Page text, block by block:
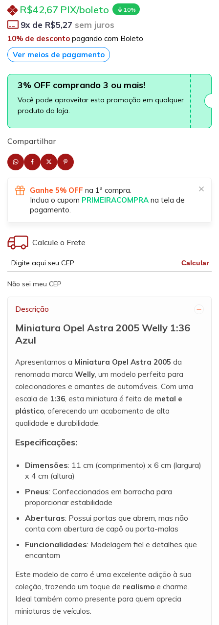
R$42,67 PIX/boleto 10%
9x de R$5,27 sem juros
10% de desconto pagando com Boleto
Ver meios de pagamento
3% OFF comprando 3 ou mais!
Você pode aproveitar esta promoção em qualquer
produto da loja.
Compartilhar
Ganhe 5% OFF na 1ª compra.
Inclua o cupom PRIMEIRACOMPRA na tela de
pagamento.
Calcule o Frete
Calcular
Não sei meu CEP
Descrição
Miniatura Opel Astra 2005 Welly 1:36
Azul
Apresentamos a Miniatura Opel Astra 2005 da
renomada marca Welly , um modelo perfeito para
colecionadores e amantes de automóveis. Com uma
escala de 1:36 , esta miniatura é feita de metal e
plástico , oferecendo um acabamento de alta
qualidade e durabilidade.
Especificações:
Dimensões: 11 cm (comprimento) x 6 cm (largura)
x 4 cm (altura)
Pneus: Confeccionados em borracha para
proporcionar estabilidade
Aberturas: Possui portas que abrem, mas não
conta com abertura de capô ou porta-malas
Funcionalidades: Modelagem fiel e detalhes que
encantam
Este modelo de carro é uma excelente adição à sua
coleção, trazendo um toque de realismo e charme.
Ideal também como presente para quem aprecia
miniaturas de veículos.